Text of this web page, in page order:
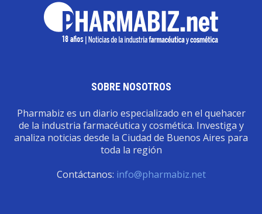
SOBRE NOSOTROS
Pharmabiz es un diario especializado en el quehacer
de la industria farmacéutica y cosmética. Investiga y
analiza noticias desde la Ciudad de Buenos Aires para
toda la región
Contáctanos: info@pharmabiz.net